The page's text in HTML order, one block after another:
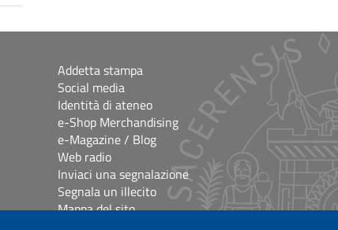
Addetta stampa
Social media
Identità di ateneo
e-Shop Merchandising
e-Magazine / Blog
Web radio
Inviaci una segnalazione
Segnala un illecito
Mappa del sito